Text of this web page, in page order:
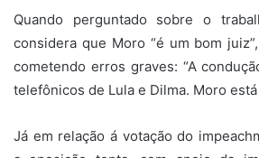
Quando perguntado sobre o
considera que Moro “é um bom
cometendo erros graves: “A
telefônicos de Lula e Dilma. Moro
Já em relação á votação do